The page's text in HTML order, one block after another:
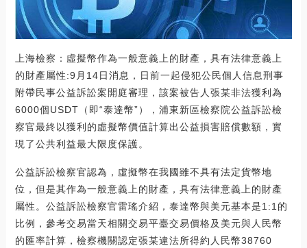
上海檢察：虛擬幣作為一般意義上的財產，具有法律意義上
的財產屬性:9月14日消息，日前一起侵犯公民個人信息刑事
附帶民事公益訴訟案開庭審理，該案被告人張某非法獲利為
6000個USDT（即“泰達幣”），浦東新區檢察院公益訴訟檢
察官最終以獲利的虛擬幣價值計算出公益損害賠償數額，實
現了公共利益最大限度保護。
公益訴訟檢察官認為，虛擬幣在我國雖不具有法定貨幣地
位，但是其作為一般意義上的財產，具有法律意義上的財產
屬性。公益訴訟檢察官雷瑤介紹，泰達幣與美元基本是1:1的
比例，參考交易當天相關交易平臺交易價格及美元與人民幣
的匯率計算，檢察機關認定張某違法所得約人民幣38760